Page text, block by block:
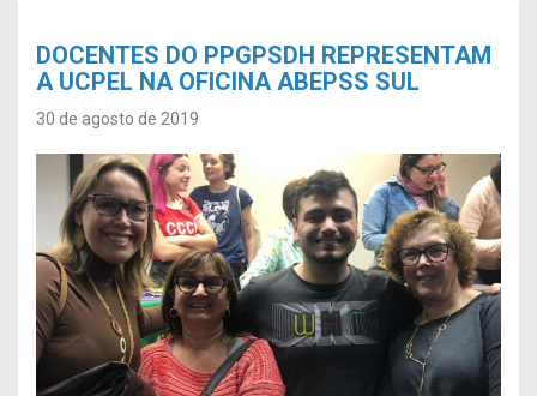
DOCENTES DO PPGPSDH REPRESENTAM
A UCPEL NA OFICINA ABEPSS SUL
30 de agosto de 2019